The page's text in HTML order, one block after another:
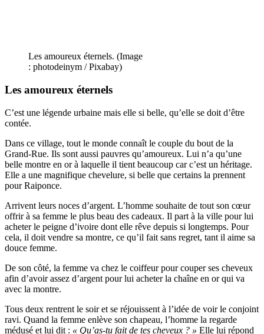
Les amoureux éternels. (Image
: photodeinym / Pixabay)
Les amoureux éternels
C’est une légende urbaine mais elle si belle, qu’elle se doit d’être
contée.
Dans ce village, tout le monde connaît le couple du bout de la
Grand-Rue. Ils sont aussi pauvres qu’amoureux. Lui n’a qu’une
belle montre en or à laquelle il tient beaucoup car c’est un héritage.
Elle a une magnifique chevelure, si belle que certains la prennent
pour Raiponce.
Arrivent leurs noces d’argent. L’homme souhaite de tout son cœur
offrir à sa femme le plus beau des cadeaux. Il part à la ville pour lui
acheter le peigne d’ivoire dont elle rêve depuis si longtemps. Pour
cela, il doit vendre sa montre, ce qu’il fait sans regret, tant il aime sa
douce femme.
De son côté, la femme va chez le coiffeur pour couper ses cheveux
afin d’avoir assez d’argent pour lui acheter la chaîne en or qui va
avec la montre.
Tous deux rentrent le soir et se réjouissent à l’idée de voir le conjoint
ravi. Quand la femme enlève son chapeau, l’homme la regarde
médusé et lui dit : « Qu’as-tu fait de tes cheveux ? » Elle lui répond